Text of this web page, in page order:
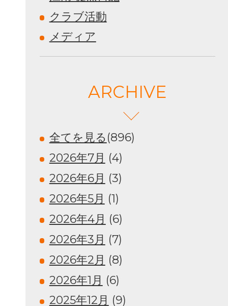
クラブ活動
メディア
ARCHIVE
全てを見る (896)
2026年7月 (4)
2026年6月 (3)
2026年5月 (1)
2026年4月 (6)
2026年3月 (7)
2026年2月 (8)
2026年1月 (6)
2025年12月 (9)